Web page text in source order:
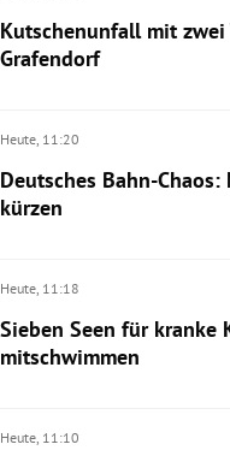
Kutschenunfall mit
Grafendorf
Heute, 11:20
Deutsches Bahn-
kürzen
Heute, 11:18
Sieben Seen für kranke
mitschwimmen
Heute, 11:10